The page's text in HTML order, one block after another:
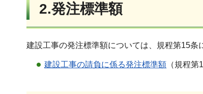
2.発注標準額
建設工事の発注標準額については、規程第15条
建設工事の請負に係る発注標準額 （規程第